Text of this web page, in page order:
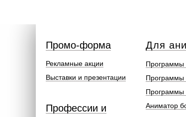
Рекламные акции
Выставки и презентации
Промо-форма
Профессии и
Программы
Программы
Программы
Аниматор
Для